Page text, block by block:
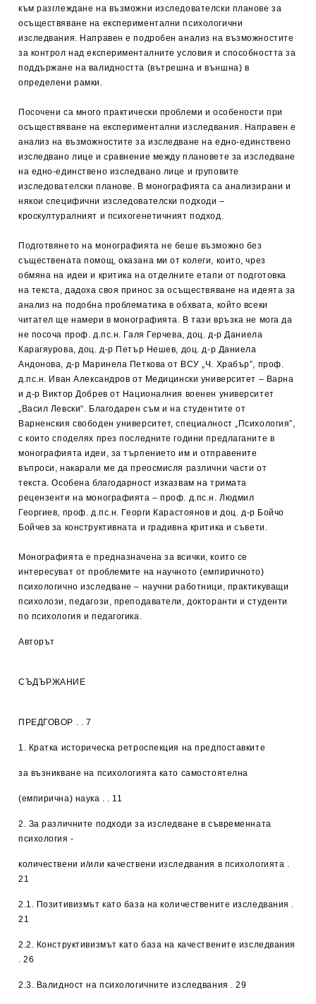
към разглеждане на възможни изследователски планове за
осъществяване на експериментални психологични
изследвания. Направен е подробен анализ на възможностите
за контрол над експерименталните условия и способността за
поддържане на валидността (вътрешна и външна) в
определени рамки.
Посочени са много практически проблеми и особености при
осъществяване на експериментални изследвания. Направен е
анализ на възможностите за изследване на едно-единствено
изследвано лице и сравнение между плановете за изследване
на едно-единствено изследвано лице и груповите
изследователски планове. В монографията са анализирани и
някои специфични изследователски подходи –
кроскултуралният и психогенетичният подход.
Подготвянето на монографията не беше възможно без
съществената помощ, оказана ми от колеги, които, чрез
обмяна на идеи и критика на отделните етапи от подготовка
на текста, дадоха своя принос за осъществяване на идеята за
анализ на подобна проблематика в обхвата, който всеки
читател ще намери в монографията. В тази връзка не мога да
не посоча проф. д.пс.н. Галя Герчева, доц. д-р Даниела
Карагяурова, доц. д-р Петър Нешев, доц. д-р Даниела
Андонова, д-р Маринела Петкова от ВСУ „Ч. Храбър”, проф.
д.пс.н. Иван Александров от Медицински университет – Варна
и д-р Виктор Добрев от Националния военен университет
„Васил Левски“. Благодарен съм и на студентите от
Варненския свободен университет, специалност „Психология”,
с които споделях през последните години предлаганите в
монографията идеи, за търпението им и отправените
въпроси, накарали ме да преосмисля различни части от
текста. Особена благодарност изказвам на тримата
рецензенти на монографията – проф. д.пс.н. Людмил
Георгиев, проф. д.пс.н. Георги Карастоянов и доц. д-р Бойчо
Бойчев за конструктивната и градивна критика и съвети.
Монографията е предназначена за всички, които се
интересуват от проблемите на научното (емпиричното)
психологично изследване – научни работници, практикуващи
психолози, педагози, преподаватели, докторанти и студенти
по психология и педагогика.
Авторът
СЪДЪРЖАНИЕ
ПРЕДГОВОР . . 7
1. Кратка историческа ретроспекция на предпоставките
за възникване на психологията като самостоятелна
(емпирична) наука . . 11
2. За различните подходи за изследване в съвременната
психология -
количествени и/или качествени изследвания в психологията .
21
2.1. Позитивизмът като база на количествените изследвания .
21
2.2. Конструктивизмът като база на качествените изследвания
. 26
2.3. Валидност на психологичните изследвания . 29